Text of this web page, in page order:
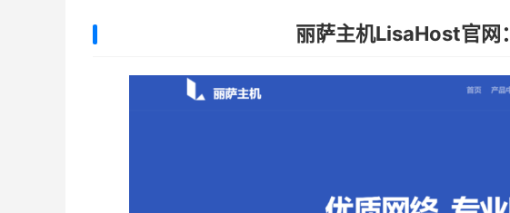
丽萨主机LisaHost官网：